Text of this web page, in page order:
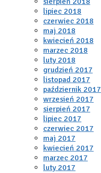
lipiec 2018
czerwiec 2018
maj 2018
kwiecień 2018
marzec 2018
luty 2018
grudzień 2017
listopad 2017
październik 2017
wrzesień 2017
sierpień 2017
lipiec 2017
czerwiec 2017
maj 2017
kwiecień 2017
marzec 2017
luty 2017